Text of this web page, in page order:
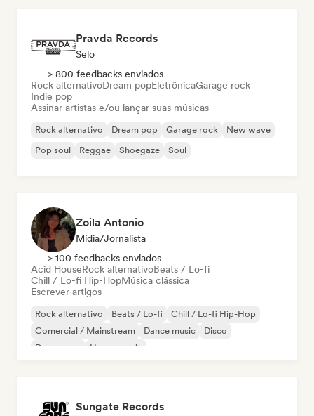
Pravda Records
Selo
> 800 feedbacks enviados
Rock alternativoDream popEletrônicaGarage rock
Indie pop
Assinar artistas e/ou lançar suas músicas
Rock alternativo Dream pop Garage rock
New wave
Pop soul
Reggae Shoegaze Soul
Zoila Antonio
Mídia/Jornalista
> 100 feedbacks enviados
Acid HouseRock alternativoBeats / Lo-fi
Chill / Lo-fi Hip-HopMúsica clássica
Escrever artigos
Rock alternativo Beats / Lo-fi
Chill / Lo-fi Hip-Hop
Comercial / Mainstream
Dance music
Disco
Dream pop
House music
Sungate Records